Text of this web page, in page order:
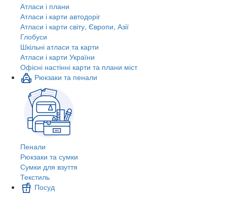
Атласи і плани
Атласи і карти автодоріг
Атласи і карти світу, Європи, Азії
Глобуси
Шкільні атласи та карти
Атласи і карти України
Офісні настінні карти та плани міст
Рюкзаки та пенали
Пенали
Рюкзаки та сумки
Сумки для взуття
Текстиль
Посуд